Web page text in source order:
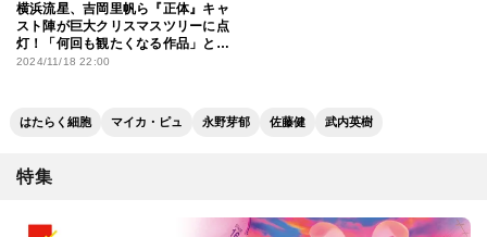
横浜流星、吉岡里帆ら『正体』キャ
スト陣が巨大クリスマスツリーに点
灯！「何回も観たくなる作品」と映
画の見どころも力説
2024/11/18 22:00
はたらく細胞 マイカ・ピュ 永野芽郁 佐藤健 武内英樹
特集